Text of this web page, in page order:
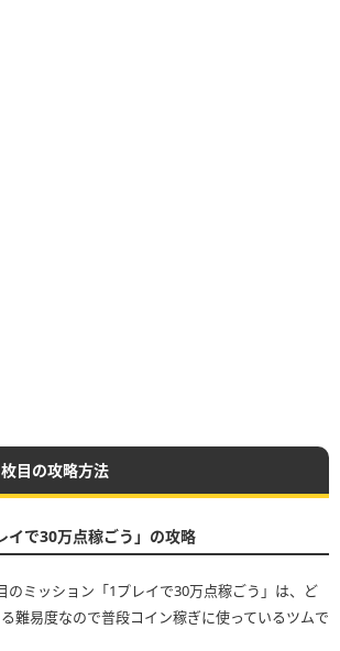
目の攻略方法
イで30万点稼ごう」の攻略
のミッション「1プレイで30万点稼ごう」は、ど
難易度なので普段コイン稼ぎに使っているツムで